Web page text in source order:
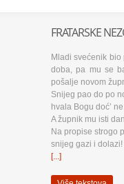
FRATARSKE
Mladi svećenik
doba, pa mu se
pošalje novom
Snijeg pao do po
hvala Bogu doć’
A župnik mu isti
Na propise strogo
snijeg gazi i dolazi!
[...]